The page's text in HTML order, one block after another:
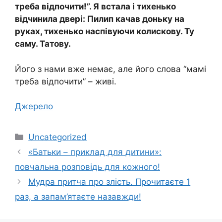
треба відпочити!”. Я встала і тихенько
відчинила двері: Пилип качав доньку на
руках, тихенько наспівуючи колискову. Ту
саму. Татову.
Його з нами вже немає, але його слова “мамі
треба відпочити” – живі.
Джерело
Категорії
Uncategorized
«Батьки – приклад для дитини»:
повчальна розповідь для кожного!
Мудра притча про злість. Прочитаєте 1
раз, а запам’ятаєте назавжди!